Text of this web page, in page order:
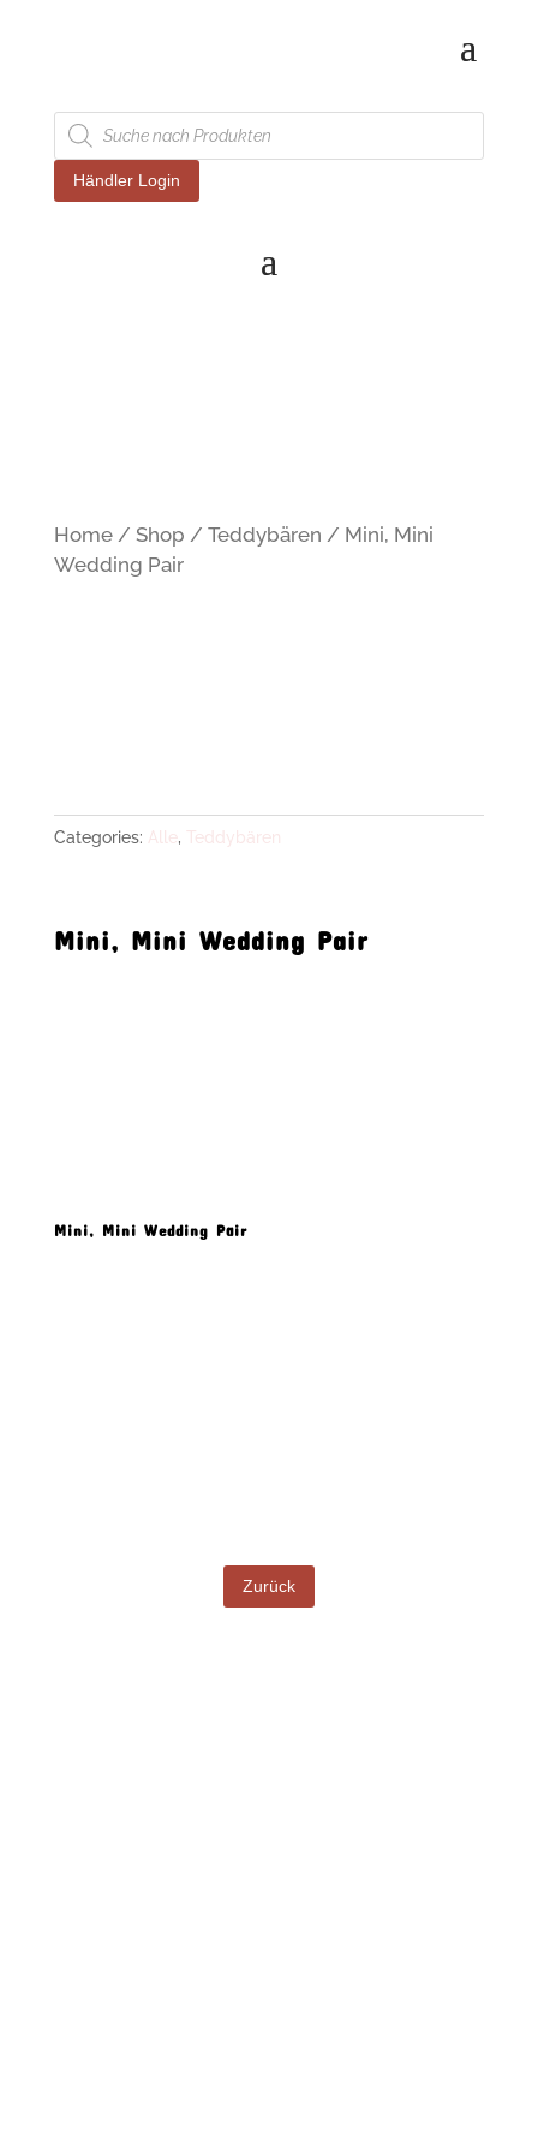
Products
search
Händler Login
Home/ Shop / Teddybären / Mini, Mini
Wedding Pair
Categories: Alle , Teddybären
Mini, Mini Wedding Pair
Mini, Mini Wedding Pair
Zurück